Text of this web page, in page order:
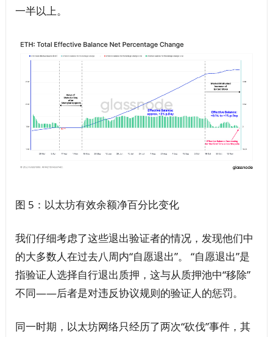
一半以上。
图 5：以太坊有效余额净百分比变化
我们仔细考虑了这些退出验证者的情况，发现他们中
的大多数人在过去八周内“自愿退出”。 “自愿退出”是
指验证人选择自行退出质押，这与从质押池中“移除”
不同——后者是对违反协议规则的验证人的惩罚。
同一时期，以太坊网络只经历了两次“砍伐”事件，其